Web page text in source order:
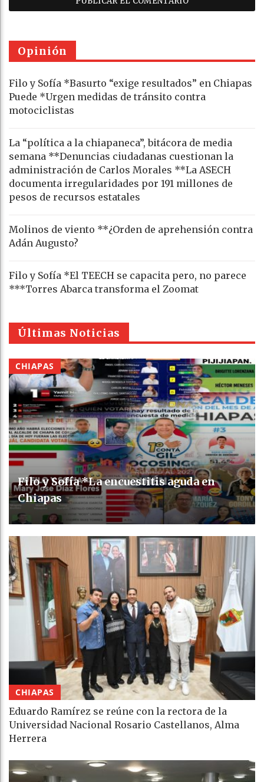
Opinión
Filo y Sofía *Basurto “exige resultados” en Chiapas
Puede *Urgen medidas de tránsito contra
motociclistas
La “política a la chiapaneca”, bitácora de media
semana **Denuncias ciudadanas cuestionan la
administración de Carlos Morales **La ASECH
documenta irregularidades por 191 millones de
pesos de recursos estatales
Molinos de viento **¿Orden de aprehensión contra
Adán Augusto?
Filo y Sofía *El TEECH se capacita pero, no parece
***Torres Abarca transforma el Zoomat
Últimas Noticias
CHIAPAS
Filo y Sofía *La encuestitis aguda en
Chiapas
CHIAPAS
Eduardo Ramírez se reúne con la rectora de la
Universidad Nacional Rosario Castellanos, Alma
Herrera